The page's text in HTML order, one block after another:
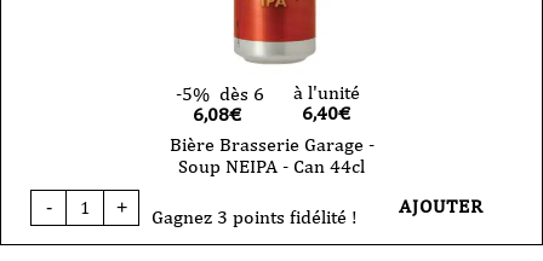
-5% dès 6
6,08€
à l'unité
6,40€
Bière Brasserie Garage -
Soup NEIPA - Can 44cl
-
quantité
de
+ Gagnez 3 points fidélité ! AJOUTER